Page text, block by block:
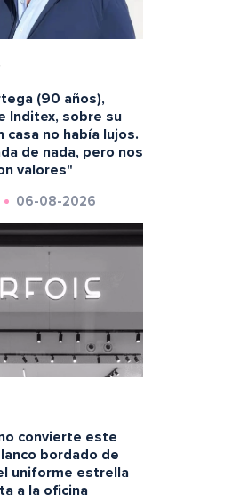
(90 años),
Inditex, sobre su
casa no había lujos.
de nada, pero nos
valores"
06-08-2026
convierte este
bordado de
uniforme estrella
a la oficina